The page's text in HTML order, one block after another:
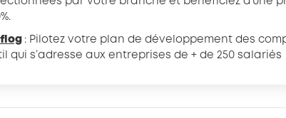
: Pilotez votre plan de développement des
qui s’adresse aux entreprises de + de 250 salariés